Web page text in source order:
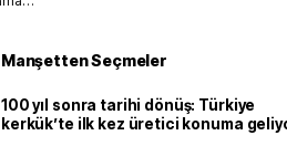
Manşetten Seçmeler
100 yıl sonra tarihi dönüş: Türkiye
kerkük’te ilk kez üretici konuma